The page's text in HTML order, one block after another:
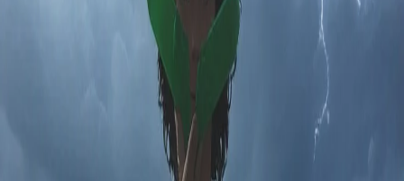
Создавай радость, которой хочется делиться.
Войти с Google